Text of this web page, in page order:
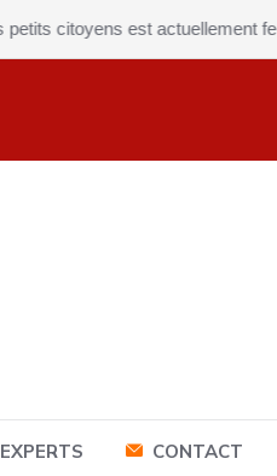
est actuellement fermée pour
CONTACT